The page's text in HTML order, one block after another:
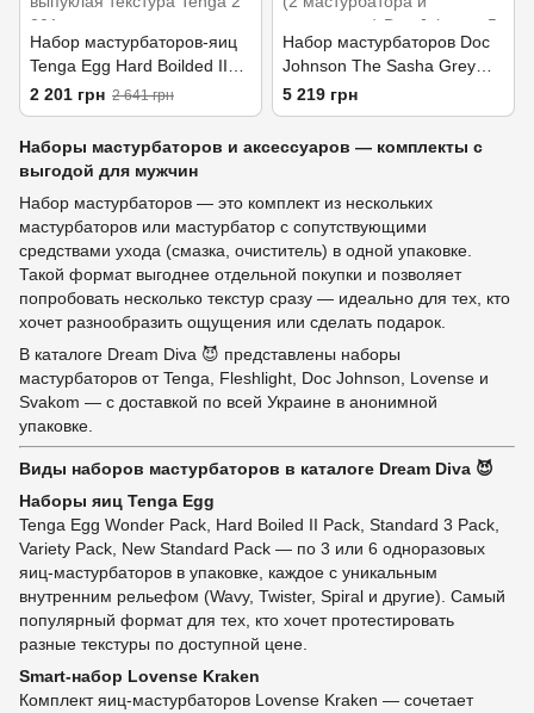
Набор мастурбаторов-яиц
Tenga Egg Hard Boilded II
Pack (6 яиц), плотный TPE,
выпуклая текстура
2 201 грн 2 641 грн
Набор мастурбаторов Doc
Johnson The Sasha Grey
Experience (2 мастурбатора
и аксессуары)
5 219 грн
Наборы мастурбаторов и аксессуаров — комплекты с
выгодой для мужчин
Набор мастурбаторов — это комплект из нескольких
мастурбаторов или мастурбатор с сопутствующими
средствами ухода (смазка, очиститель) в одной упаковке.
Такой формат выгоднее отдельной покупки и позволяет
попробовать несколько текстур сразу — идеально для тех, кто
хочет разнообразить ощущения или сделать подарок.
В каталоге Dream Diva 😈 представлены наборы
мастурбаторов от Tenga, Fleshlight, Doc Johnson, Lovense и
Svakom — с доставкой по всей Украине в анонимной
упаковке.
Виды наборов мастурбаторов в каталоге Dream Diva 😈
Наборы яиц Tenga Egg
Tenga Egg Wonder Pack, Hard Boiled II Pack, Standard 3 Pack,
Variety Pack, New Standard Pack — по 3 или 6 одноразовых
яиц-мастурбаторов в упаковке, каждое с уникальным
внутренним рельефом (Wavy, Twister, Spiral и другие). Самый
популярный формат для тех, кто хочет протестировать
разные текстуры по доступной цене.
Smart-набор Lovense Kraken
Комплект яиц-мастурбаторов Lovense Kraken — сочетает